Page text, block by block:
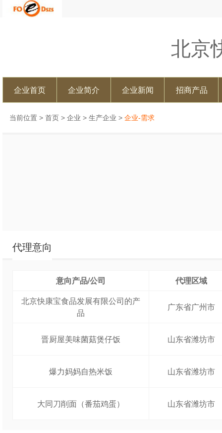
北京
企业首页 企业简介 企业新闻 招商产品
当前位置 > 首页 > 企业 > 生产企业 > 企业-需求
代理意向
意向产品/公司
代理区域
北京快康宝食品发展有限公司的产
品
广东省广州市
晋厨屋美味菌菇煲仔饭 山东省潍坊市
爆力妈妈自热米饭 山东省潍坊市
大同刀削面（番茄鸡蛋） 山东省潍坊市